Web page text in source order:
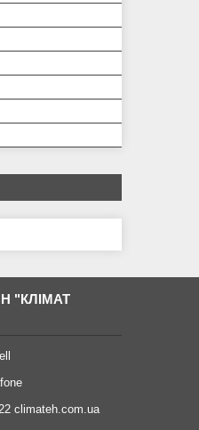
"КЛІМАТ
climateh.com.ua